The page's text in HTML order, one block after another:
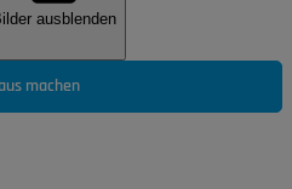
ausblenden
machen